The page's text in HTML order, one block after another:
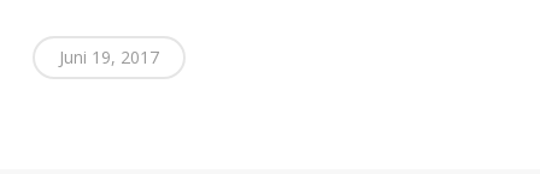
Juni 19, 2017